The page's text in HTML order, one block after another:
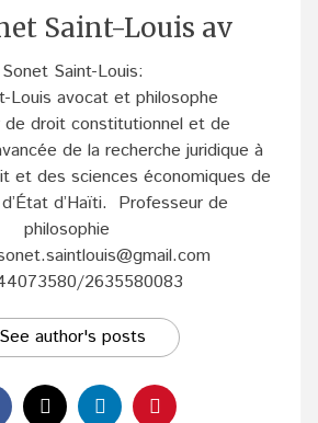
Saint-Louis av
Sonet Saint-Louis:
Louis avocat et philosophe
de droit constitutionnel et de
de la recherche juridique à
et des sciences économiques de
d’État d’Haïti. Professeur de
philosophie
2635580083
See author's posts